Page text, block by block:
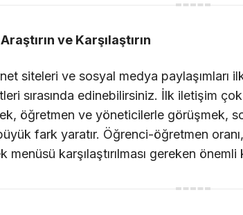
ve Karşılaştırın
siteleri ve sosyal medya paylaşımları
sırasında edinebilirsiniz. İlk iletişim çok
öğretmen ve yöneticilerle görüşmek,
fark yaratır. Öğrenci-öğretmen
menüsü karşılaştırılması gereken önemli